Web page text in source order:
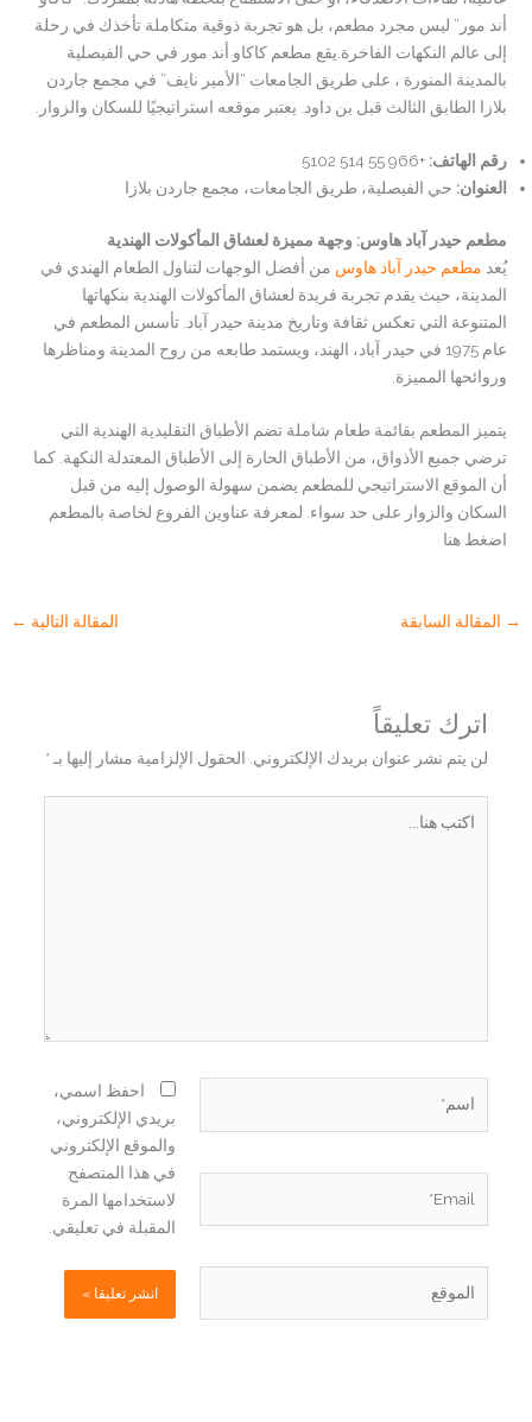
أند مور” ليس مجرد مطعم، بل هو تجربة ذوقية متكاملة تأخذك في رحلة
إلى عالم النكهات الفاخرة.يقع مطعم كاكاو أند مور في حي الفيصلية
بالمدينة المنورة ، على طريق الجامعات “الأمير نايف” في مجمع جاردن
بلازا الطابق الثالث قبل بن داود. يعتبر موقعه استراتيجيًا للسكان والزوار.
رقم الهاتف:
+966 55 514 5102
العنوان: حي الفيصلية، طريق الجامعات، مجمع جاردن بلازا
مطعم حيدر آباد هاوس: وجهة مميزة لعشاق المأكولات الهندية
يُعد مطعم حيدر آباد هاوس من أفضل الوجهات لتناول الطعام الهندي في
المدينة، حيث يقدم تجربة فريدة لعشاق المأكولات الهندية بنكهاتها
المتنوعة التي تعكس ثقافة وتاريخ مدينة حيدر آباد. تأسس المطعم في
عام 1975 في حيدر آباد، الهند، ويستمد طابعه من روح المدينة ومناظرها
وروائحها المميزة.
يتميز المطعم بقائمة طعام شاملة تضم الأطباق التقليدية الهندية التي
ترضي جميع الأذواق، من الأطباق الحارة إلى الأطباق المعتدلة النكهة. كما
أن الموقع الاستراتيجي للمطعم يضمن سهولة الوصول إليه من قبل
السكان والزوار على حد سواء. لمعرفة عناوين الفروع لخاصة بالمطعم
اضغط هنا
→ المقالة السابقة المقالة التالية ←
اترك تعليقاً
لن يتم نشر عنوان بريدك الإلكتروني. الحقول الإلزامية مشار إليها بـ *
احفظ اسمي،
بريدي الإلكتروني،
والموقع الإلكتروني
في هذا المتصفح
لاستخدامها المرة
المقبلة في تعليقي.